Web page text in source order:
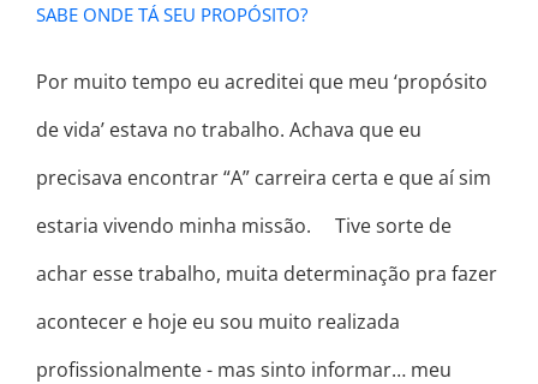
SABE ONDE TÁ SEU PROPÓSITO?
Por muito tempo eu acreditei que meu ‘propósito
de vida’ estava no trabalho. Achava que eu
precisava encontrar “A” carreira certa e que aí sim
estaria vivendo minha missão. ⠀ Tive sorte de
achar esse trabalho, muita determinação pra fazer
acontecer e hoje eu sou muito realizada
profissionalmente - mas sinto informar… meu